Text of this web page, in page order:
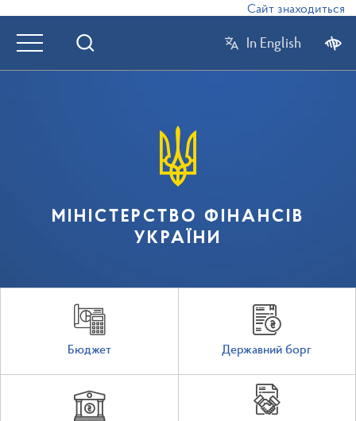
Сайт знаходиться в
In English
МІНІСТЕРСТВО ФІНАНСІВ
УКРАЇНИ
Бюджет Державний борг